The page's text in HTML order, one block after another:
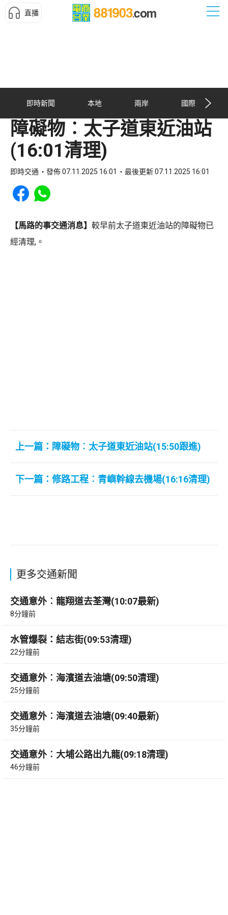
直播
即時新聞 本地 兩岸 國際
障礙物︰太子道東近油站
(16:01清理)
即時交通 發佈 07.11.2025 16:01 最後更新 07.11.2025 16:01
Share to Facebook
Share to WhatsApp
【馬路的事交通消息】 較早前太子道東近油站的障礙物已
經清理,。
上一篇：障礙物︰太子道東近油站(15:50跟進)
下一篇：修路工程︰青嶼幹線去機場(16:16清理)
更多交通新聞
交通意外︰龍翔道去荃灣(10:07最新)
8分鐘前
水管爆裂：結志街(09:53清理)
22分鐘前
交通意外︰海濱道去油塘(09:50清理)
25分鐘前
交通意外︰海濱道去油塘(09:40最新)
35分鐘前
交通意外︰大埔公路出九龍(09:18清理)
46分鐘前